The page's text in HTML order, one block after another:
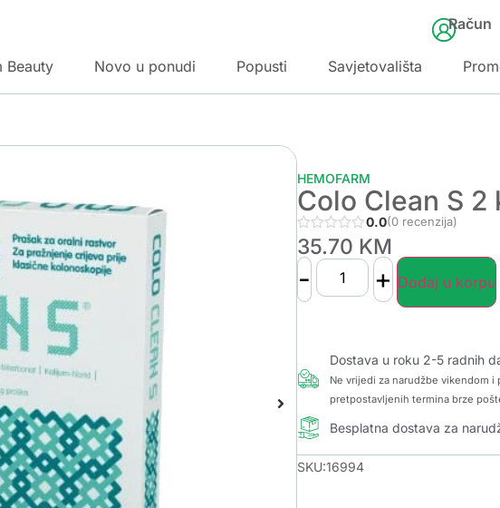
Račun
Beauty Novo u ponudi Popusti Savjetovališta
HEMOFARM
Colo Clean S 2
0.0(0 recenzija)
35.70 KM
- + Dodaj u korpu
Dostava u roku 2-5 radnih
Ne vrijedi za narudžbe vikendom
pretpostavljenih termina brze
Besplatna dostava za
SKU:16994